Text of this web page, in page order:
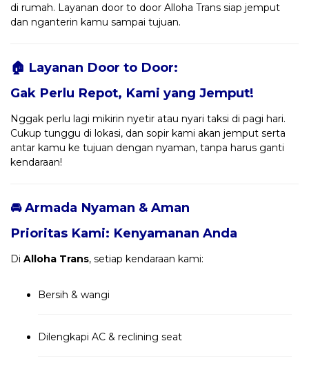
di rumah. Layanan door to door Alloha Trans siap jemput
dan nganterin kamu sampai tujuan.
🏠 Layanan Door to Door:
Gak Perlu Repot, Kami yang Jemput!
Nggak perlu lagi mikirin nyetir atau nyari taksi di pagi hari.
Cukup tunggu di lokasi, dan sopir kami akan jemput serta
antar kamu ke tujuan dengan nyaman, tanpa harus ganti
kendaraan!
🚘 Armada Nyaman & Aman
Prioritas Kami: Kenyamanan Anda
Di Alloha Trans, setiap kendaraan kami:
Bersih & wangi
Dilengkapi AC & reclining seat